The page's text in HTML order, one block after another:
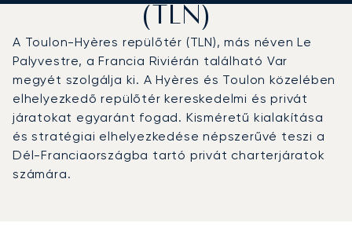
(TLN)
A Toulon-Hyères repülőtér (TLN), más néven Le
Palyvestre, a Francia Riviérán található Var
megyét szolgálja ki. A Hyères és Toulon közelében
elhelyezkedő repülőtér kereskedelmi és privát
járatokat egyaránt fogad. Kisméretű kialakítása
és stratégiai elhelyezkedése népszerűvé teszi a
Dél-Franciaországba tartó privát charterjáratok
számára.